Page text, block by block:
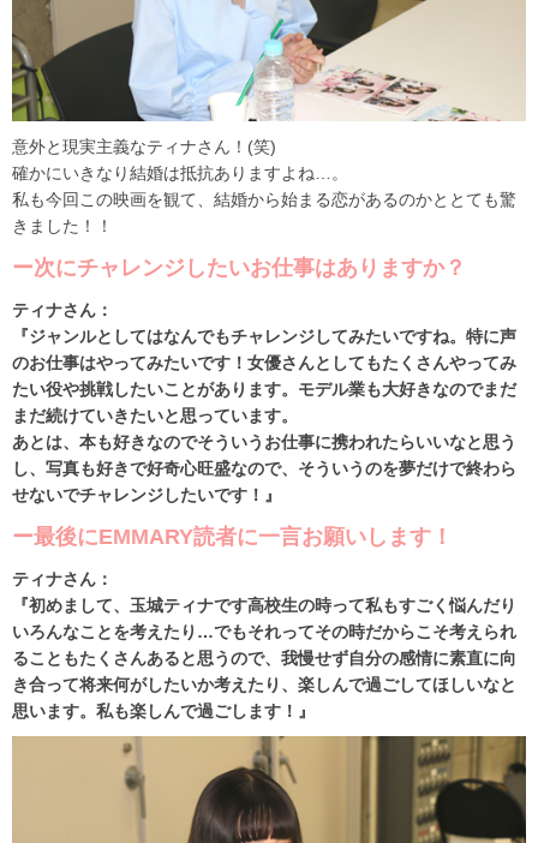
意外と現実主義なティナさん！(笑)
確かにいきなり結婚は抵抗ありますよね…。
私も今回この映画を観て、結婚から始まる恋があるのかととても驚
きました！！
ー次にチャレンジしたいお仕事はありますか？
ティナさん：
『ジャンルとしてはなんでもチャレンジしてみたいですね。特に声
のお仕事はやってみたいです！女優さんとしてもたくさんやってみ
たい役や挑戦したいことがあります。モデル業も大好きなのでまだ
まだ続けていきたいと思っています。
あとは、本も好きなのでそういうお仕事に携われたらいいなと思う
し、写真も好きで好奇心旺盛なので、そういうのを夢だけで終わら
せないでチャレンジしたいです！』
ー最後にEMMARY読者に一言お願いします！
ティナさん：
『初めまして、玉城ティナです高校生の時って私もすごく悩んだり
いろんなことを考えたり…でもそれってその時だからこそ考えられ
ることもたくさんあると思うので、我慢せず自分の感情に素直に向
き合って将来何がしたいか考えたり、楽しんで過ごしてほしいなと
思います。私も楽しんで過ごします！』